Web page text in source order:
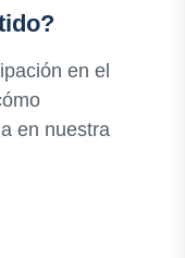
en el
en nuestra